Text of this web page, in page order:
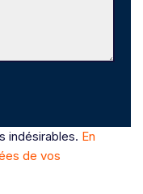
indésirables. En
de vos